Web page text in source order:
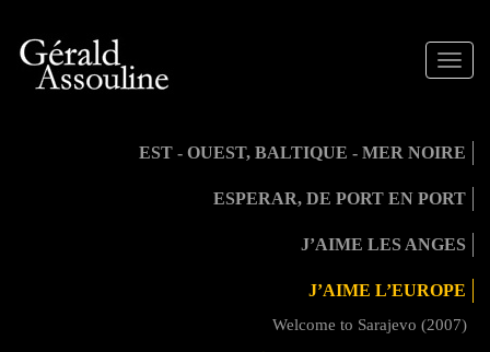
Toggle
EST - OUEST, BALTIQUE - MER NOIRE
ESPERAR, DE PORT EN PORT
J’AIME LES ANGES
J’AIME L’EUROPE
Welcome to Sarajevo (2007)